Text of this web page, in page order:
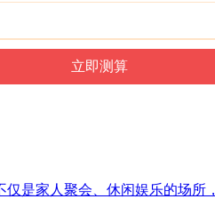
是家人聚会、休闲娱乐的场